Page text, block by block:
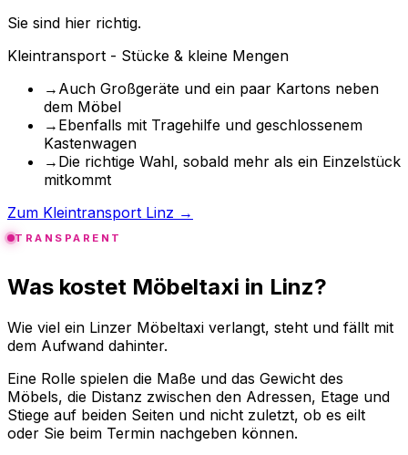
Sie sind hier richtig.
Kleintransport - Stücke & kleine Mengen
→ Auch Großgeräte und ein paar Kartons neben
dem Möbel
→ Ebenfalls mit Tragehilfe und geschlossenem
Kastenwagen
→ Die richtige Wahl, sobald mehr als ein Einzelstück
mitkommt
Zum Kleintransport Linz →
TRANSPARENT
Was kostet Möbeltaxi in Linz?
Wie viel ein Linzer Möbeltaxi verlangt, steht und fällt mit
dem Aufwand dahinter.
Eine Rolle spielen die Maße und das Gewicht des
Möbels, die Distanz zwischen den Adressen, Etage und
Stiege auf beiden Seiten und nicht zuletzt, ob es eilt
oder Sie beim Termin nachgeben können.